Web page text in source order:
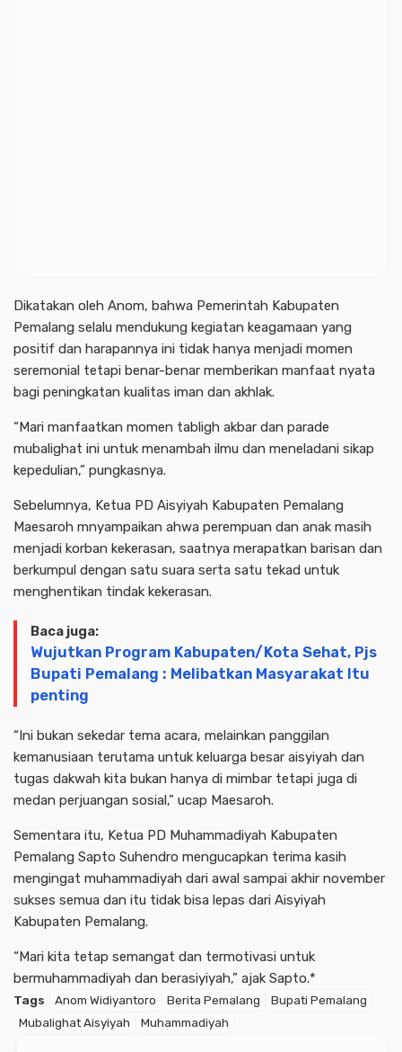
Dikatakan oleh Anom, bahwa Pemerintah Kabupaten
Pemalang selalu mendukung kegiatan keagamaan yang
positif dan harapannya ini tidak hanya menjadi momen
seremonial tetapi benar-benar memberikan manfaat nyata
bagi peningkatan kualitas iman dan akhlak.
“Mari manfaatkan momen tabligh akbar dan parade
mubalighat ini untuk menambah ilmu dan meneladani sikap
kepedulian,” pungkasnya.
Sebelumnya, Ketua PD Aisyiyah Kabupaten Pemalang
Maesaroh mnyampaikan ahwa perempuan dan anak masih
menjadi korban kekerasan, saatnya merapatkan barisan dan
berkumpul dengan satu suara serta satu tekad untuk
menghentikan tindak kekerasan.
Baca juga:
Wujutkan Program Kabupaten/Kota Sehat, Pjs
Bupati Pemalang : Melibatkan Masyarakat Itu
penting
“Ini bukan sekedar tema acara, melainkan panggilan
kemanusiaan terutama untuk keluarga besar aisyiyah dan
tugas dakwah kita bukan hanya di mimbar tetapi juga di
medan perjuangan sosial,” ucap Maesaroh.
Sementara itu, Ketua PD Muhammadiyah Kabupaten
Pemalang Sapto Suhendro mengucapkan terima kasih
mengingat muhammadiyah dari awal sampai akhir november
sukses semua dan itu tidak bisa lepas dari Aisyiyah
Kabupaten Pemalang.
“Mari kita tetap semangat dan termotivasi untuk
bermuhammadiyah dan berasiyiyah,” ajak Sapto.*
Tags Anom Widiyantoro Berita Pemalang
Bupati Pemalang
Mubalighat Aisyiyah
Muhammadiyah